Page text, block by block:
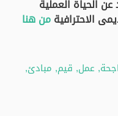
الحياة العملية
الاحترافيةمن هنا
, عمل, قيم, مبادئ,